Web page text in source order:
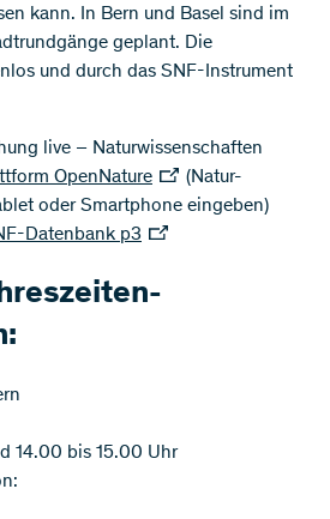
kann. In Bern und Basel sind im
geplant. Die
und durch das SNF-Instrument
live – Naturwissenschaften
OpenNature
(Natur-
oder Smartphone eingeben)
Datenbank p3
14.00 bis 15.00 Uhr